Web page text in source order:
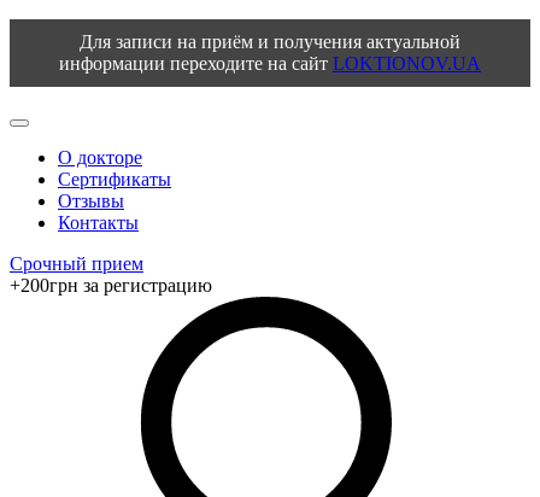
Для записи на приём и получения актуальной
информации переходите на сайт LOKTIONOV.UA
О докторе
Сертификаты
Отзывы
Контакты
Срочный прием
+200грн за регистрацию